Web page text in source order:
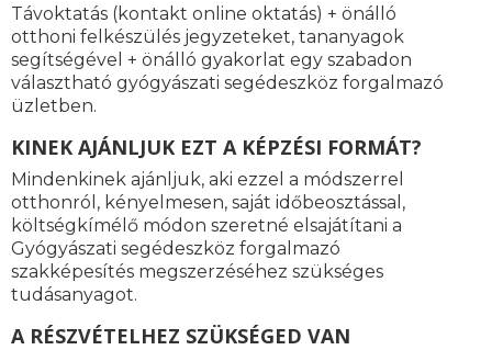
Távoktatás (kontakt online oktatás) + önálló
otthoni felkészülés jegyzeteket, tananyagok
segítségével + önálló gyakorlat egy szabadon
választható gyógyászati segédeszköz forgalmazó
üzletben.
KINEK AJÁNLJUK EZT A KÉPZÉSI FORMÁT?
Mindenkinek ajánljuk, aki ezzel a módszerrel
otthonról, kényelmesen, saját időbeosztással,
költségkímélő módon szeretné elsajátítani a
Gyógyászati segédeszköz forgalmazó
szakképesítés megszerzéséhez szükséges
tudásanyagot.
A RÉSZVÉTELHEZ SZÜKSÉGED VAN